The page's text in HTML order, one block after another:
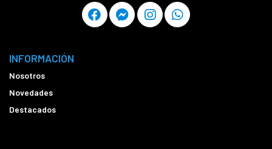
INFORMACIÓN
Nosotros
Novedades
Destacados